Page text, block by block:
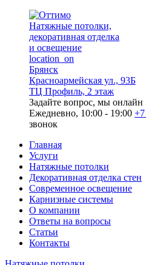
Натяжные потолки,
декоративная отделка
и освещение
location_on
Брянск
Красноармейская ул., 93Б
ТЦ Профиль, 2 этаж
Задайте вопрос, мы онлайн
Ежедневно, 10:00 - 19:00
звонок
Главная
Услуги
Натяжные потолки
Декоративная отделка стен
Современное освещение
Карнизные системы
О компании
Ответы на вопросы
Статьи
Контакты